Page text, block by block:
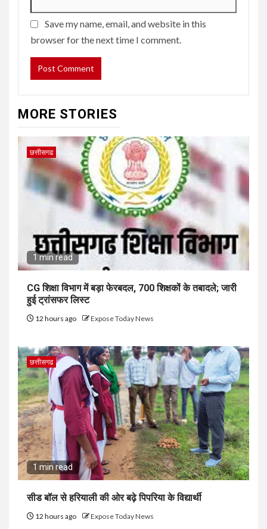
Save my name, email, and website in this
browser for the next time I comment.
MORE STORIES
छत्तीसगढ
1 min read
CG शिक्षा विभाग में बड़ा फेरबदल, 700 शिक्षकों के तबादले; जारी
हुई ट्रांसफर लिस्ट
12 hours ago Expose Today News
छत्तीसगढ
1 min read
सीड बॉल से हरियाली की ओर बढ़े पिपरिया के विद्यार्थी
12 hours ago Expose Today News